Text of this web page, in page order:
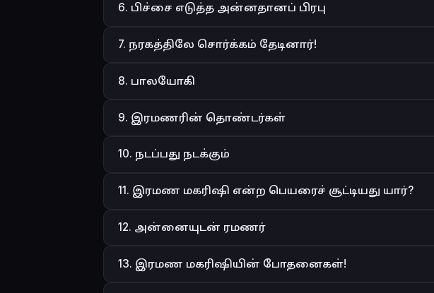
6. பிச்சை எடுத்த அன்னதானப் பிரபு
7. நரகத்திலே சொர்க்கம் தேடினார்!
8. பாலயோகி
9. இரமணரின் தொண்டர்கள்
10. நடப்பது நடக்கும்
11. இரமண மகரிஷி என்ற பெயரைச் சூட்டியது யார்?
12. அன்னையுடன் ரமணர்
13. இரமண மகரிஷியின் போதனைகள்!